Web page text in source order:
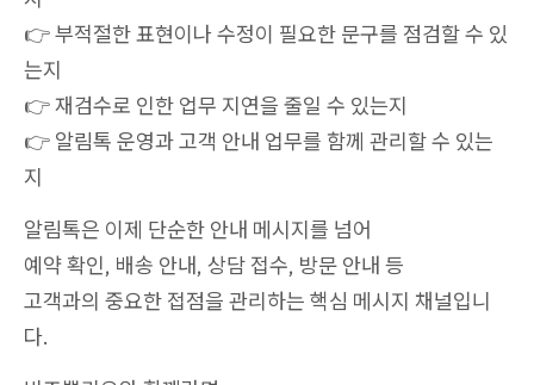
👉 부적절한 표현이나 수정이 필요한 문구를 점검할 수 있
는지
👉 재검수로 인한 업무 지연을 줄일 수 있는지
👉 알림톡 운영과 고객 안내 업무를 함께 관리할 수 있는
지
알림톡은 이제 단순한 안내 메시지를 넘어
예약 확인, 배송 안내, 상담 접수, 방문 안내 등
고객과의 중요한 접점을 관리하는 핵심 메시지 채널입니
다.